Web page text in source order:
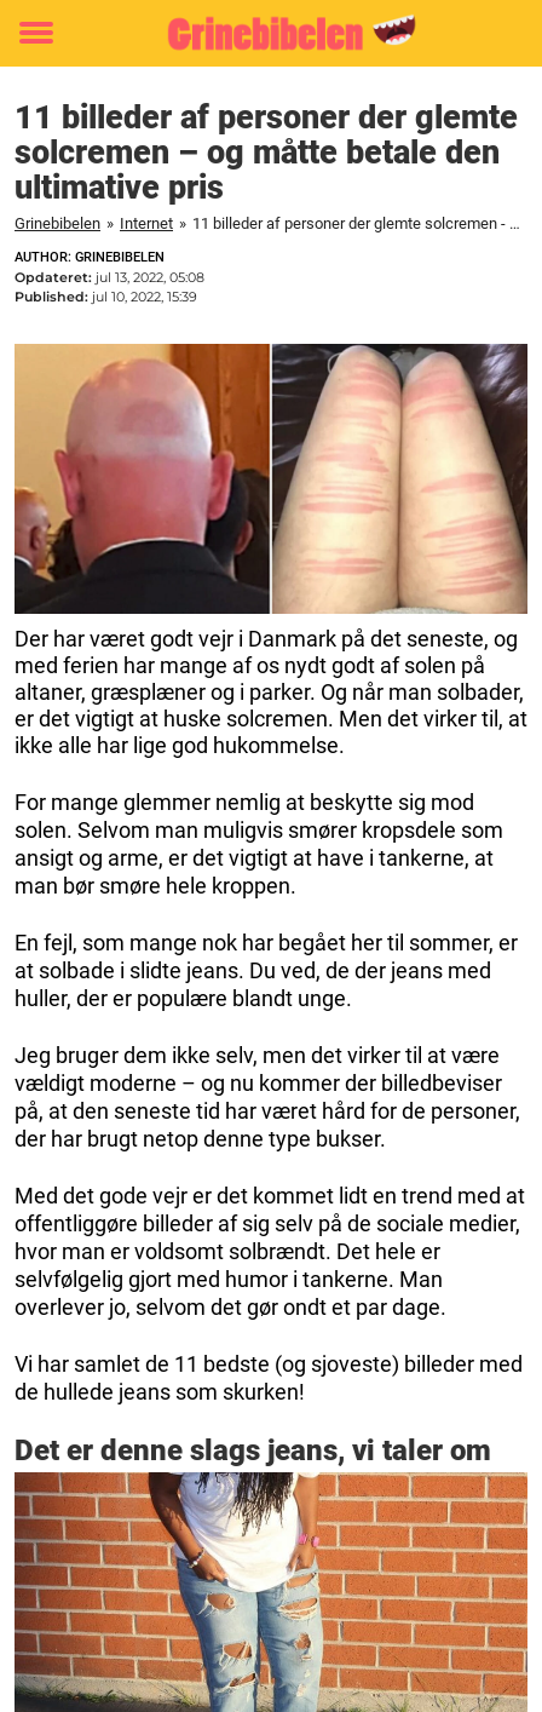
Toggle
11 billeder af personer der glemte
solcremen – og måtte betale den
ultimative pris
Grinebibelen » Internet » 11 billeder af personer der glemte solcremen - og måtte betale den ultimative pris
AUTHOR: GRINEBIBELEN
Opdateret: jul 13, 2022, 05:08
Published: jul 10, 2022, 15:39
Der har været godt vejr i Danmark på det seneste, og
med ferien har mange af os nydt godt af solen på
altaner, græsplæner og i parker. Og når man solbader,
er det vigtigt at huske solcremen. Men det virker til, at
ikke alle har lige god hukommelse.
For mange glemmer nemlig at beskytte sig mod
solen. Selvom man muligvis smører kropsdele som
ansigt og arme, er det vigtigt at have i tankerne, at
man bør smøre hele kroppen.
En fejl, som mange nok har begået her til sommer, er
at solbade i slidte jeans. Du ved, de der jeans med
huller, der er populære blandt unge.
Jeg bruger dem ikke selv, men det virker til at være
vældigt moderne – og nu kommer der billedbeviser
på, at den seneste tid har været hård for de personer,
der har brugt netop denne type bukser.
Med det gode vejr er det kommet lidt en trend med at
offentliggøre billeder af sig selv på de sociale medier,
hvor man er voldsomt solbrændt. Det hele er
selvfølgelig gjort med humor i tankerne. Man
overlever jo, selvom det gør ondt et par dage.
Vi har samlet de 11 bedste (og sjoveste) billeder med
de hullede jeans som skurken!
Det er denne slags jeans, vi taler om